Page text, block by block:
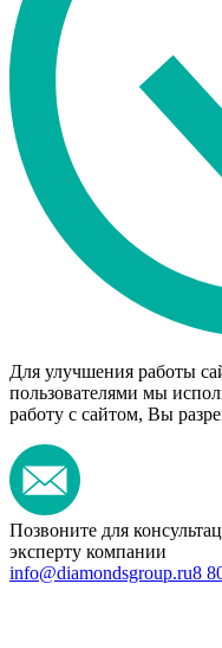
Для улучшения работы
пользователями мы
работу с сайтом, Вы
Позвоните для
эксперту компании
info@diamondsgroup.ru8